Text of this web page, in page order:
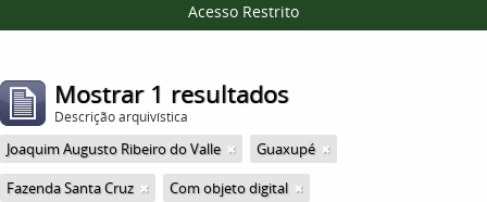
Acesso Restrito
Mostrar 1 resultados
Descrição arquivística
Joaquim Augusto Ribeiro do Valle
Guaxupé
Fazenda Santa Cruz
Com objeto digital